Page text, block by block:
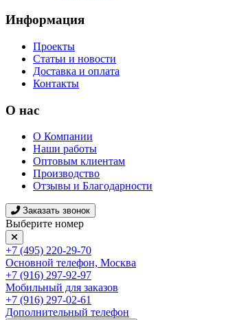
Информация
Проекты
Статьи и новости
Доставка и оплата
Контакты
О нас
О Компании
Наши работы
Оптовым клиентам
Производство
Отзывы и Благодарности
Заказать звонок
Выберите номер
+7 (495) 220-29-70
Основной телефон, Москва
+7 (916) 297-92-97
Мобильный для заказов
+7 (916) 297-02-61
Дополнительный телефон